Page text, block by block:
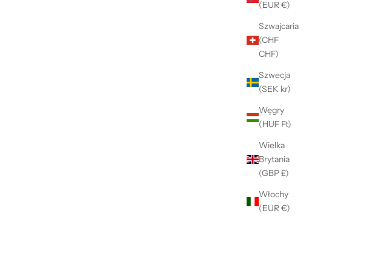
(EUR €)
Szwajcaria
(CHF
CHF)
Szwecja
(SEK kr)
Węgry
(HUF Ft)
Wielka
Brytania
(GBP £)
Włochy
(EUR €)